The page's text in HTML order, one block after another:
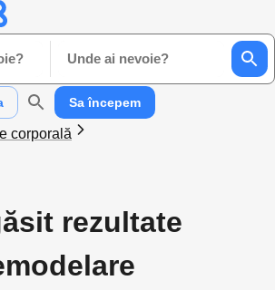
Unde ai nevoie?
Sa începem
corporală
rezultate